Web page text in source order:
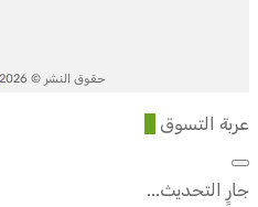
حقوق النشر © 2026
عربة التسوق
جارٍ التحديث...